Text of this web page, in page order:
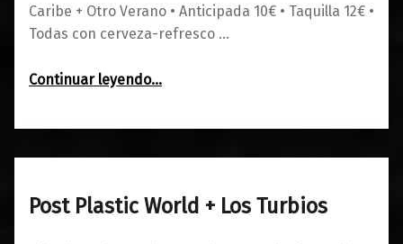
Caribe + Otro Verano • Anticipada 10€ • Taquilla 12€ •
Todas con cerveza-refresco …
Continuar leyendo“Las Chicas del Caribe + Otro Verano”
…
Post Plastic World + Los Turbios
01/08/20240
Maravillas